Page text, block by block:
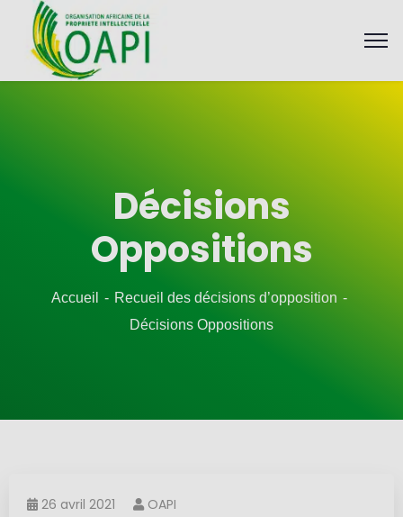
Décisions
Oppositions
Accueil
Recueil des décisions d’opposition
Décisions Oppositions
26 avril 2021 OAPI